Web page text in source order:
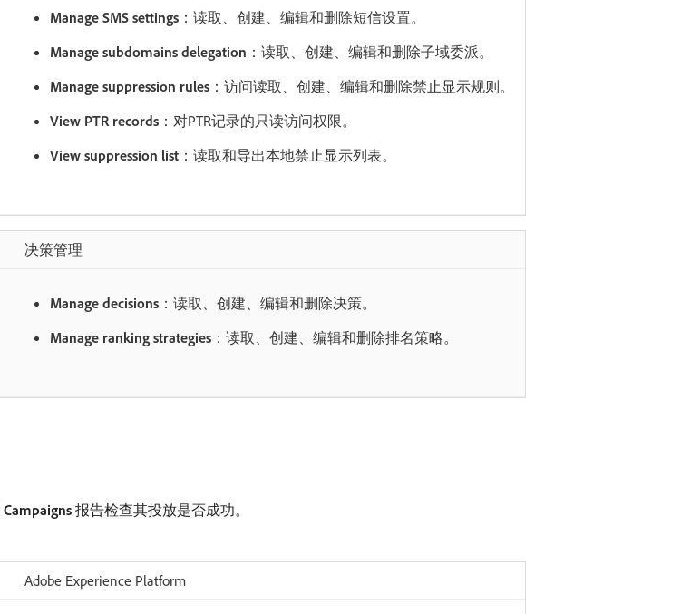
Manage SMS settings ：读取、创建、编辑和删除短信设置。
Manage subdomains delegation ：读取、创建、编辑和删除子域委派。
Manage suppression rules ：访问读取、创建、编辑和删除禁止显示规则。
View PTR records ：对PTR记录的只读访问权限。
View suppression list ：读取和导出本地禁止显示列表。
决策管理
Manage decisions ：读取、创建、编辑和删除决策。
Manage ranking strategies ：读取、创建、编辑和删除排名策略。
Campaigns ​报告检查其投放是否成功。
Adobe Experience Platform